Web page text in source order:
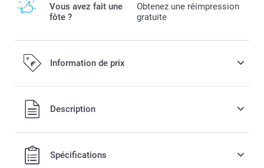
Vous avez fait une
fôte ?
Obtenez une réimpression
gratuite
Information de prix
Tous les prix sont en EURO (€), TVA incluse et hors frais de
port.
Description
Spécifications